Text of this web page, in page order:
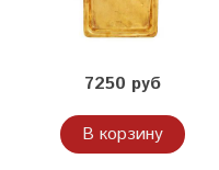
7250 руб
В корзину